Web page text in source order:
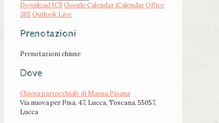
Download ICS Google Calendar iCalendarOffice
365 Outlook Live
Prenotazioni
Prenotazioni chiuse
Dove
Chiesa parrocchiale di Massa Pisana
Via nuova per Pisa, 47, Lucca, Toscana, 55057,
Lucca